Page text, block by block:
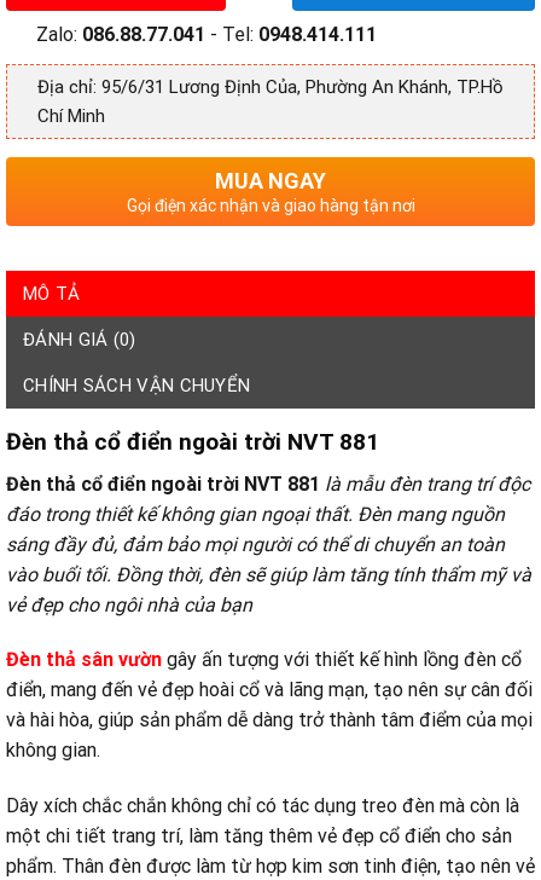
Zalo: 086.88.77.041 - Tel: 0948.414.111
Địa chỉ: 95/6/31 Lương Định Của, Phường An Khánh, TP.Hồ
Chí Minh
MUA NGAY
Gọi điện xác nhận và giao hàng tận nơi
MÔ TẢ
ĐÁNH GIÁ (0)
CHÍNH SÁCH VẬN CHUYỂN
Đèn thả cổ điển ngoài trời NVT 881
Đèn thả cổ điển ngoài trời NVT 881 là mẫu đèn trang trí độc
đáo trong thiết kế không gian ngoại thất. Đèn mang nguồn
sáng đầy đủ, đảm bảo mọi người có thể di chuyển an toàn
vào buổi tối. Đồng thời, đèn sẽ giúp làm tăng tính thẩm mỹ và
vẻ đẹp cho ngôi nhà của bạn
Đèn thả sân vườn gây ấn tượng với thiết kế hình lồng đèn cổ
điển, mang đến vẻ đẹp hoài cổ và lãng mạn, tạo nên sự cân đối
và hài hòa, giúp sản phẩm dễ dàng trở thành tâm điểm của mọi
không gian.
Dây xích chắc chắn không chỉ có tác dụng treo đèn mà còn là
một chi tiết trang trí, làm tăng thêm vẻ đẹp cổ điển cho sản
phẩm. Thân đèn được làm từ hợp kim sơn tinh điện, tạo nên vẻ